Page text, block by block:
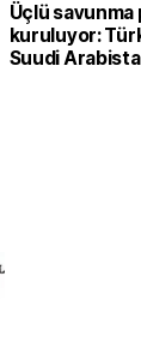
Üçlü savunma
kuruluyor:
Suudi